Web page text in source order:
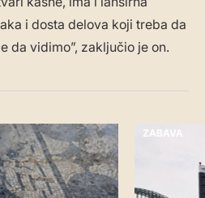
i dosta delova koji treba da
da vidimo”, zaključio je on.
ZABAVA